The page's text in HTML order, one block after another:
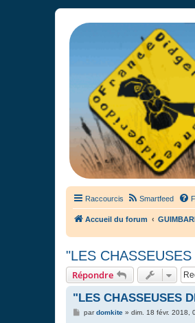
France Didgeridoo
Didgeridoo et Guimbarde sur
Raccourcis Smartfeed
Accueil du forum
"LES
Répondre
"LES CHASSEUSES
Mpardomkite» dim. 18 févr. 2018,